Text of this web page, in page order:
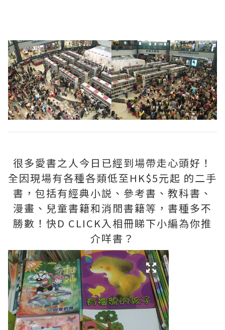
很多愛書之人今日已經到場帶走心頭好！
全因現場有各種各類低至HK$5元起 的二手
書，包括有經典小説、參考書、教科書、
漫畫、兒童書籍和消閒書籍等，書種多不
勝數！快D CLICK入相冊睇下小編為你推
介咩書？